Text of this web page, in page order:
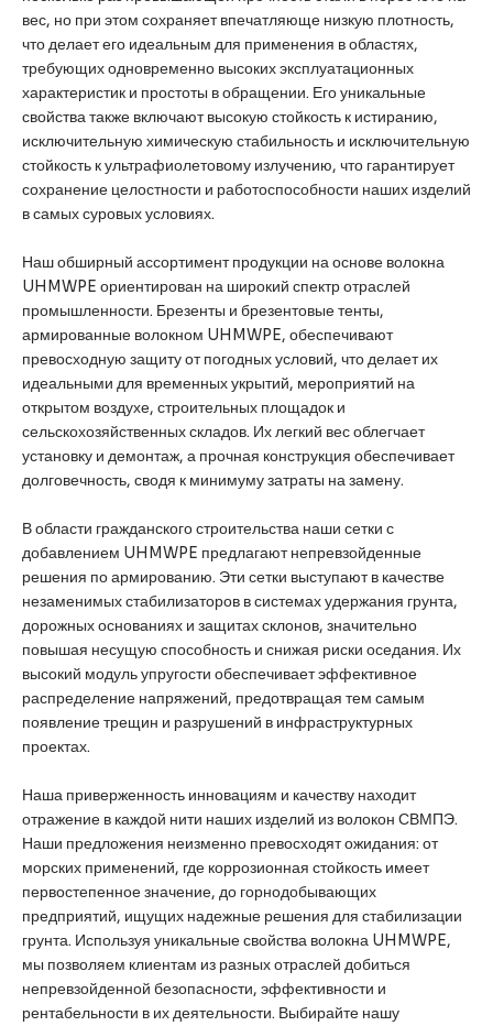
вес, но при этом сохраняет впечатляюще низкую плотность,
что делает его идеальным для применения в областях,
требующих одновременно высоких эксплуатационных
характеристик и простоты в обращении. Его уникальные
свойства также включают высокую стойкость к истиранию,
исключительную химическую стабильность и исключительную
стойкость к ультрафиолетовому излучению, что гарантирует
сохранение целостности и работоспособности наших изделий
в самых суровых условиях.
Наш обширный ассортимент продукции на основе волокна
UHMWPE ориентирован на широкий спектр отраслей
промышленности. Брезенты и брезентовые тенты,
армированные волокном UHMWPE, обеспечивают
превосходную защиту от погодных условий, что делает их
идеальными для временных укрытий, мероприятий на
открытом воздухе, строительных площадок и
сельскохозяйственных складов. Их легкий вес облегчает
установку и демонтаж, а прочная конструкция обеспечивает
долговечность, сводя к минимуму затраты на замену.
В области гражданского строительства наши сетки с
добавлением UHMWPE предлагают непревзойденные
решения по армированию. Эти сетки выступают в качестве
незаменимых стабилизаторов в системах удержания грунта,
дорожных основаниях и защитах склонов, значительно
повышая несущую способность и снижая риски оседания. Их
высокий модуль упругости обеспечивает эффективное
распределение напряжений, предотвращая тем самым
появление трещин и разрушений в инфраструктурных
проектах.
Наша приверженность инновациям и качеству находит
отражение в каждой нити наших изделий из волокон СВМПЭ.
Наши предложения неизменно превосходят ожидания: от
морских применений, где коррозионная стойкость имеет
первостепенное значение, до горнодобывающих
предприятий, ищущих надежные решения для стабилизации
грунта. Используя уникальные свойства волокна UHMWPE,
мы позволяем клиентам из разных отраслей добиться
непревзойденной безопасности, эффективности и
рентабельности в их деятельности. Выбирайте нашу